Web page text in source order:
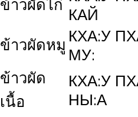
ข้าวผัดไก่
КАЙ
ข้าวผัดหมู КХА:У
МУ:
ข้าวผัด
เนื้อ
КХА:У
НЫ:А